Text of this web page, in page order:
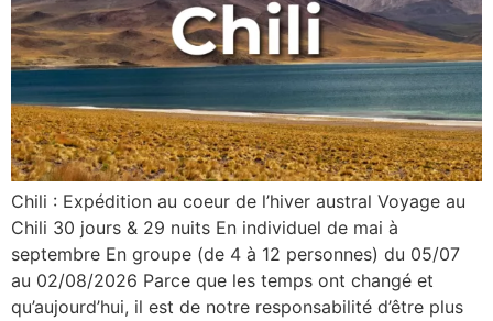
Chili : Expédition au coeur de l’hiver austral Voyage au
Chili 30 jours & 29 nuits En individuel de mai à
septembre En groupe (de 4 à 12 personnes) du 05/07
au 02/08/2026 Parce que les temps ont changé et
qu’aujourd’hui, il est de notre responsabilité d’être plus